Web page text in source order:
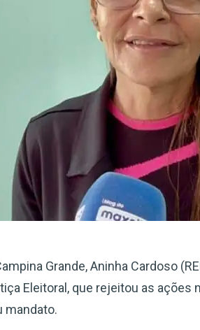
Grande, Aninha Cardoso
Eleitoral, que rejeitou as ações
mandato.